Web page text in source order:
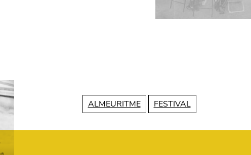
ALMEURITME FESTIVAL